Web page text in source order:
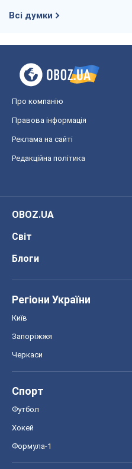
Всі думки
Про компанію
Правова інформація
Реклама на сайті
Редакційна політика
OBOZ.UA
Світ
Блоги
Регіони України
Київ
Запоріжжя
Черкаси
Спорт
Футбол
Хокей
Формула-1